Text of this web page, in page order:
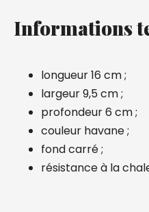
Informations
longueur 16 cm ;
largeur 9,5 cm ;
profondeur 6 cm ;
couleur havane ;
fond carré ;
résistance à la